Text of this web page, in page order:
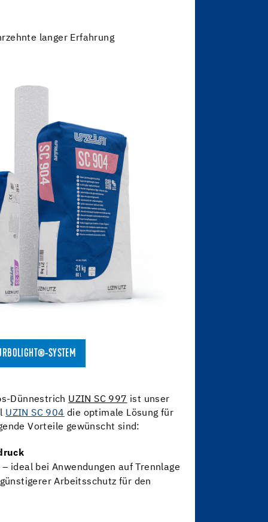
langer Erfahrung
SYSTEM
Dünnestrich UZIN SC 997 ist unser
UZIN SC 904 die optimale Lösung für
Vorteile gewünscht sind:
– ideal bei Anwendungen auf Trennlage
Arbeitsschutz für den